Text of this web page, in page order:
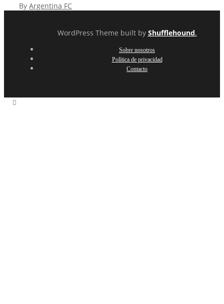
By Argentina FC
WordPress Theme built by Shufflehound.
Sobre nosotros
Política de privacidad
Contacto